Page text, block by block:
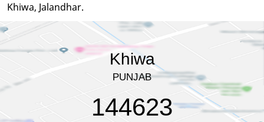
Khiwa, Jalandhar.
Khiwa
PUNJAB
144623